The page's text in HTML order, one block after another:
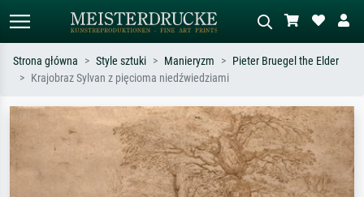
Szukaj wg artysty, tytułu lub stylu – np.
Monet, Gwiaździsta noc,
impresjonizm, fala Hokusaia, akt.
Opisz scenę – np. zielona łąka,
abstrakcja z czerwienią, ciemny olej,
stojący akt obok drzewa.
Strona główna Style sztuki Manieryzm
Pieter Bruegel the Elder
Krajobraz Sylvan z pięcioma niedźwiedziami